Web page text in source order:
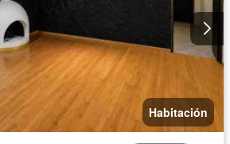
Habitación